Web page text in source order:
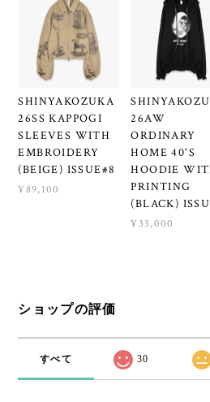
SHINYAKOZUKA
26SS KAPPOGI
SLEEVES WITH
EMBROIDERY
(BEIGE) ISSUE#8
¥89,100
26AW
ORDINARY
HOME 40'S
HOODIE
PRINTING
(BLACK)
¥33,000
ショップの評価
すべて 30